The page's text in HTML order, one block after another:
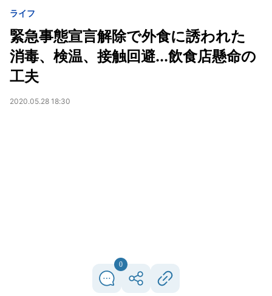
ライフ
緊急事態宣言解除で外食に誘われた
消毒、検温、接触回避...飲食店懸命の
工夫
2020.05.28 18:30
0